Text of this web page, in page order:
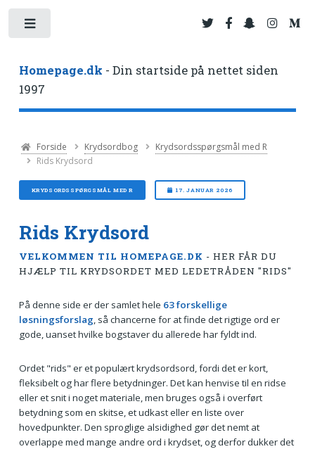
Homepage.dk - Din startside på nettet siden
1997
Forside Krydsordbog
Krydsordsspørgsmål med R
Rids Krydsord
KRYDSORDSSPØRGSMÅL MED R 17. JANUAR 2026
Rids Krydsord
VELKOMMEN TIL HOMEPAGE.DK - HER FÅR DU
HJÆLP TIL KRYDSORDET MED LEDETRÅDEN "RIDS"
På denne side er der samlet hele 63 forskellige
løsningsforslag, så chancerne for at finde det rigtige ord er
gode, uanset hvilke bogstaver du allerede har fyldt ind.
Ordet "rids" er et populært krydsordsord, fordi det er kort,
fleksibelt og har flere betydninger. Det kan henvise til en ridse
eller et snit i noget materiale, men bruges også i overført
betydning som en skitse, et udkast eller en liste over
hovedpunkter. Den sproglige alsidighed gør det nemt at
overlappe med mange andre ord i krydset, og derfor dukker det